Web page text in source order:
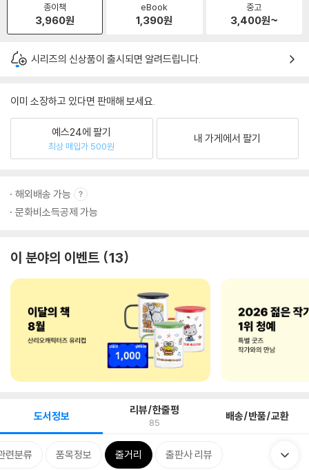
종이책
3,960원
eBook
1,390원
중고
3,400원~
시리즈의 신상품이 출시되면 알려드립니다.
이미 소장하고 있다면 판매해 보세요.
예스24에 팔기
최상 매입가 500원
내 가게에서 팔기
해외배송 가능
문화비소득공제 가능
이 분야의 이벤트 13
도서정보 리뷰/한줄평
85 배송/반품/교환
련분류 품목정보 줄거리 출판사 리뷰